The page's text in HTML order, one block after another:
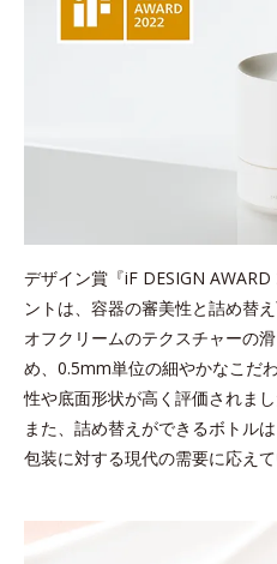
デザイン賞『iF DESIGN
ントは、容器の審美性と詰め替
オフクリームのテクスチャーの
め、 0.5mm単位の細やかなこだ
性や底面形状が高く評価されまし
また、詰め替えができるボトル
包装に対する現代の需要に応え